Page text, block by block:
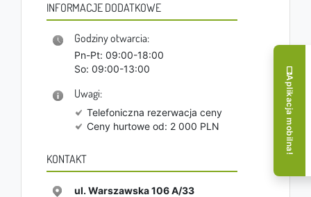
INFORMACJE DODATKOWE
Godziny otwarcia:
Pn-Pt: 09:00-18:00
So: 09:00-13:00
Uwagi:
Telefoniczna rezerwacja ceny
Ceny hurtowe od: 2 000 PLN
KONTAKT
ul. Warszawska 106 A/33
Aplikacja mobilna!